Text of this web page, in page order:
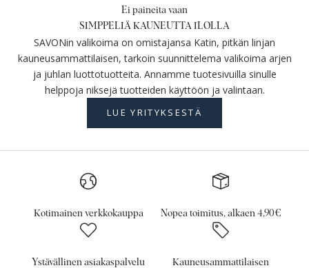
Ei paineita vaan
SIMPPELIÄ KAUNEUTTA ILOLLA
SAVONin valikoima on omistajansa Katin, pitkän linjan
kauneusammattilaisen, tarkoin suunnittelema valikoima arjen
ja juhlan luottotuotteita. Annamme tuotesivuilla sinulle
helppoja niksejä tuotteiden käyttöön ja valintaan.
LUE YRITYKSESTÄ
Kotimainen verkkokauppa Nopea toimitus, alkaen 4,90€
Ystävällinen asiakaspalvelu
Kauneusammattilaisen